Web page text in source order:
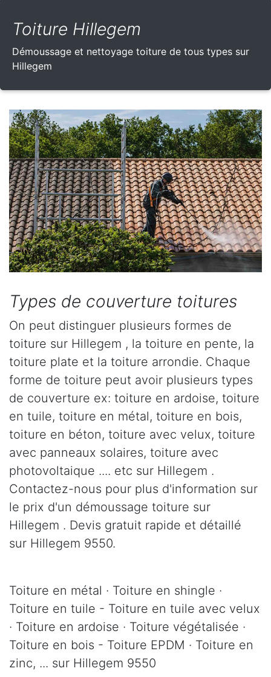
Toiture Hillegem
Démoussage et nettoyage toiture de tous types sur
Hillegem
Types de couverture toitures
On peut distinguer plusieurs formes de
toiture sur Hillegem , la toiture en pente, la
toiture plate et la toiture arrondie. Chaque
forme de toiture peut avoir plusieurs types
de couverture ex: toiture en ardoise, toiture
en tuile, toiture en métal, toiture en bois,
toiture en béton, toiture avec velux, toiture
avec panneaux solaires, toiture avec
photovoltaique .... etc sur Hillegem .
Contactez-nous pour plus d'information sur
le prix d'un démoussage toiture sur
Hillegem . Devis gratuit rapide et détaillé
sur Hillegem 9550.
Toiture en métal · Toiture en shingle ·
Toiture en tuile - Toiture en tuile avec velux
· Toiture en ardoise · Toiture végétalisée ·
Toiture en bois - Toiture EPDM · Toiture en
zinc, ... sur Hillegem 9550